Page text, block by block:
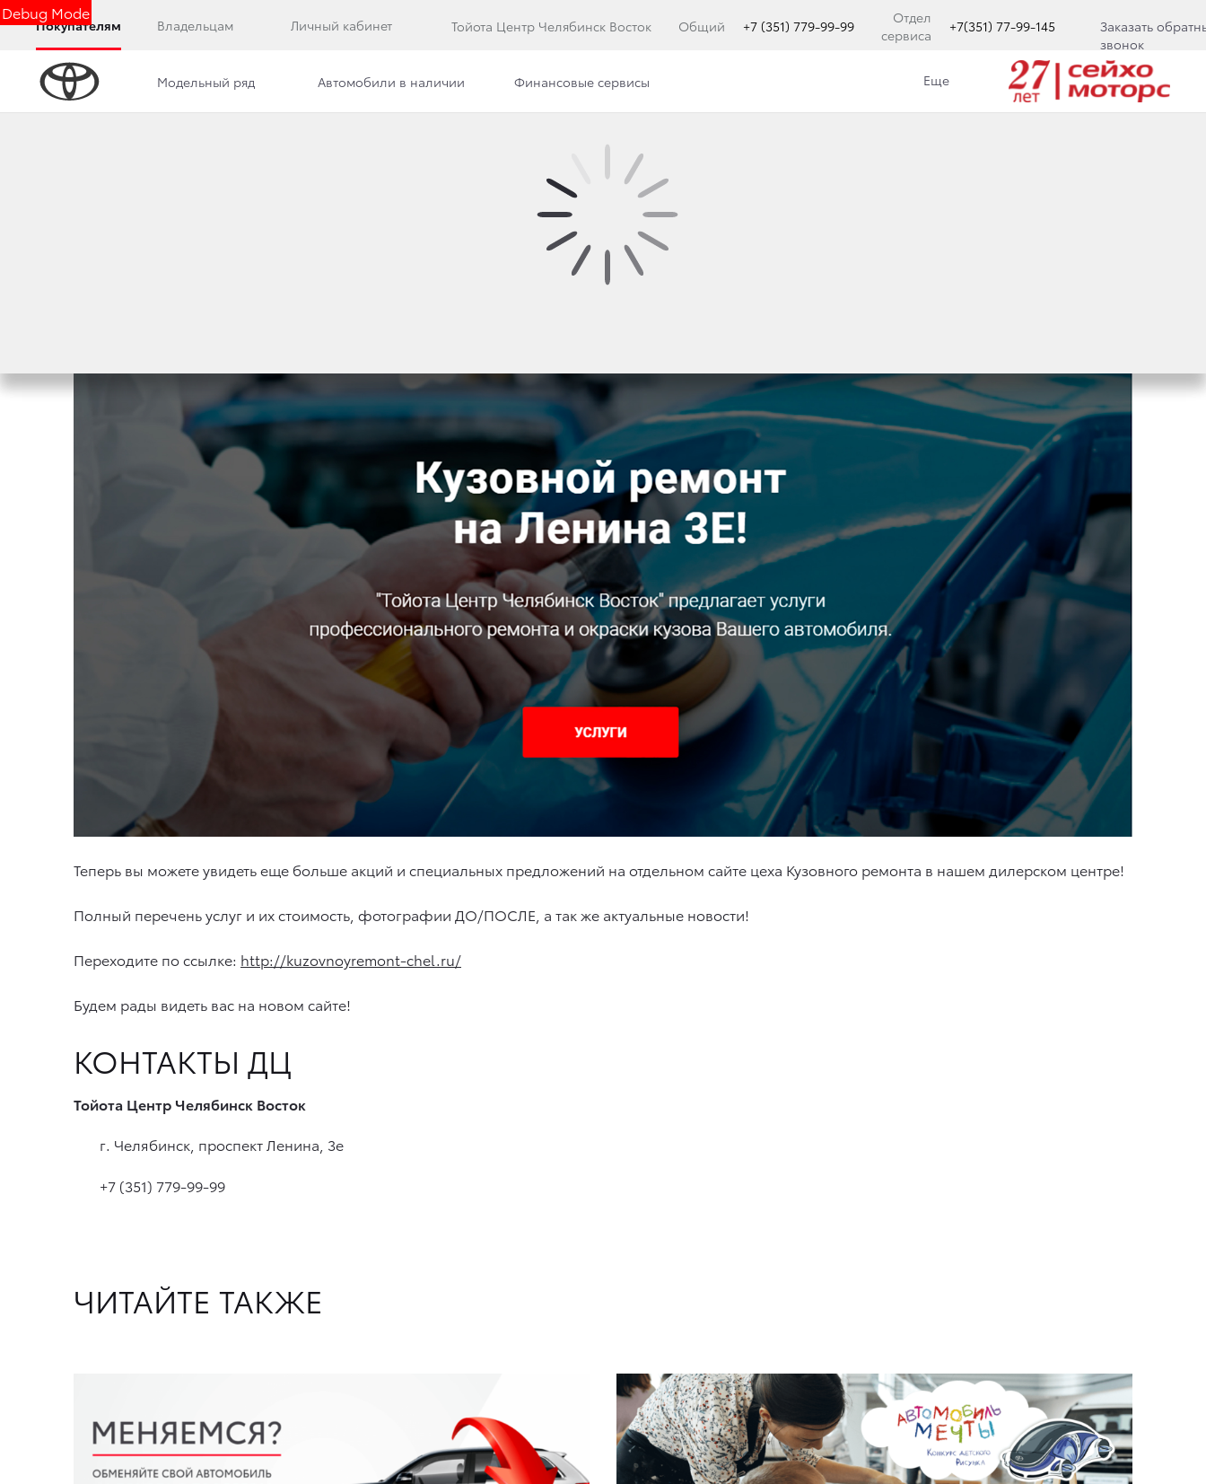
Debug Mode
Покупателям Владельцам Личный кабинет Тойота Центр Челябинск Восток Общий +7 (351) 779-99-99
Отдел
сервиса
+7(351) 77-99-145
Заказать
звонок
Модельный ряд Автомобили в наличии Финансовые сервисы Еще
НОВЫЙ САЙТ ДЛЯ ЦЕХА КУЗОВНОГО РЕМОНТА!
Теперь вы можете увидеть еще больше акций и специальных предложений на отдельном сайте цеха Кузовного ремонта в нашем дилерском центре!
Полный перечень услуг и их стоимость, фотографии ДО/ПОСЛЕ, а так же актуальные новости!
Переходите по ссылке: http://kuzovnoyremont-chel.ru/
Будем рады видеть вас на новом сайте!
КОНТАКТЫ ДЦ
Тойота Центр Челябинск Восток
г. Челябинск, проспект Ленина, 3е
+7 (351) 779-99-99
ЧИТАЙТЕ ТАКЖЕ